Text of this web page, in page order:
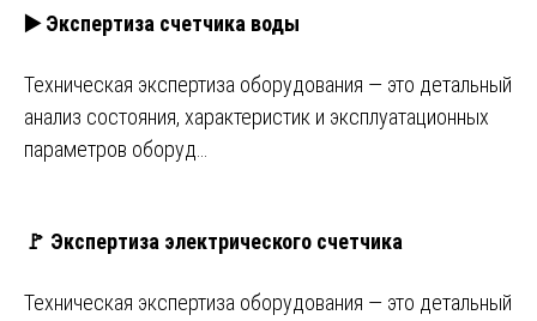
▶️ Экспертиза счетчика воды
Техническая экспертиза оборудования — это детальный
анализ состояния, характеристик и эксплуатационных
параметров оборуд…
🚩 Экспертиза электрического счетчика
Техническая экспертиза оборудования — это детальный